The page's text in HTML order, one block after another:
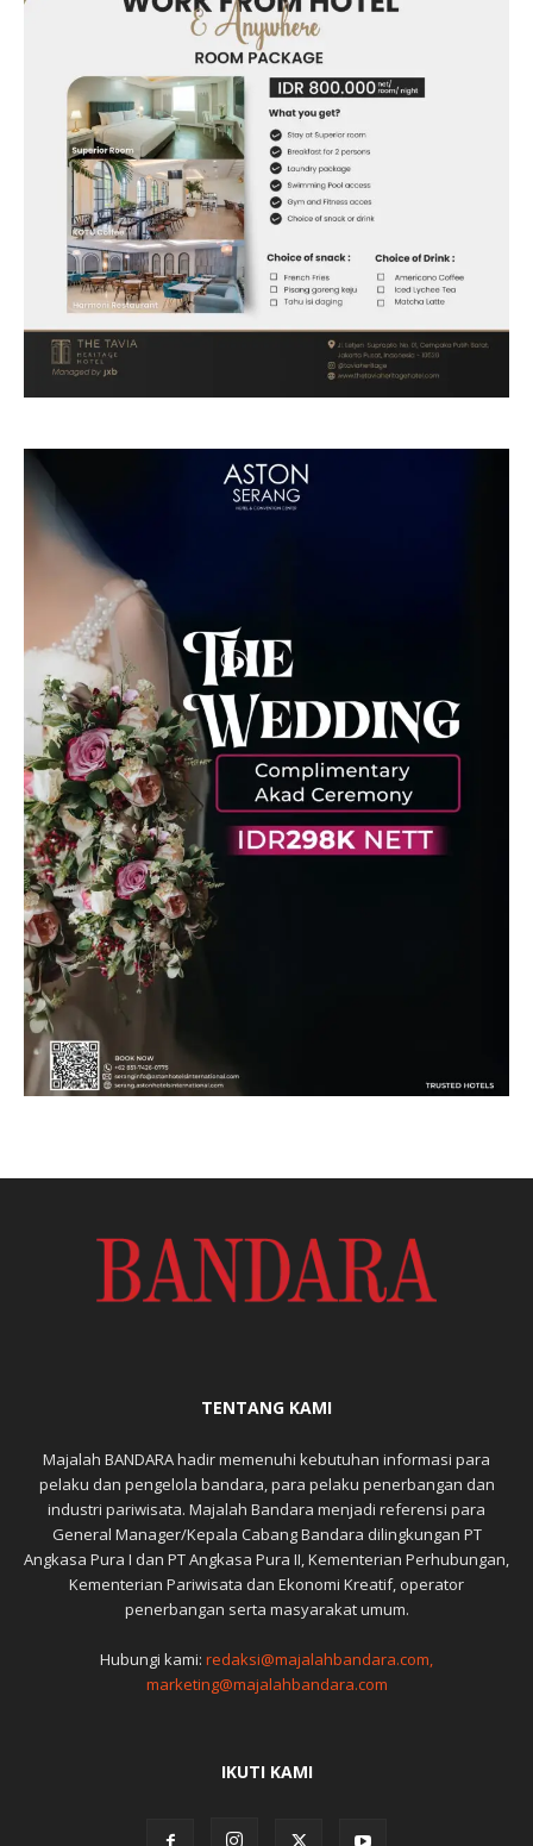
TENTANG KAMI
Majalah BANDARA hadir memenuhi kebutuhan informasi para
pelaku dan pengelola bandara, para pelaku penerbangan dan
industri pariwisata. Majalah Bandara menjadi referensi para
General Manager/Kepala Cabang Bandara dilingkungan PT
Angkasa Pura I dan PT Angkasa Pura II, Kementerian Perhubungan,
Kementerian Pariwisata dan Ekonomi Kreatif, operator
penerbangan serta masyarakat umum.
Hubungi kami: redaksi@majalahbandara.com,
marketing@majalahbandara.com
IKUTI KAMI